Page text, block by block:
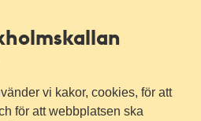
vi kakor, cookies, för att
för att webbplatsen ska